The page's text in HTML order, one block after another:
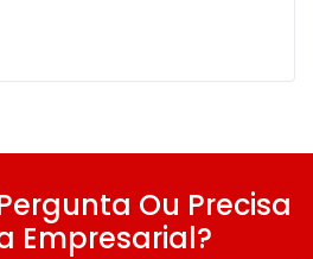
Ou Precisa
Empresarial?